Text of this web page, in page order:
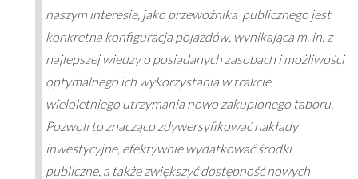
naszym interesie, jako przewoźnika publicznego jest
konkretna konfiguracja pojazdów, wynikająca m. in. z
najlepszej wiedzy o posiadanych zasobach i możliwości
optymalnego ich wykorzystania w trakcie
wieloletniego utrzymania nowo zakupionego taboru.
Pozwoli to znacząco zdywersyfikować nakłady
inwestycyjne, efektywnie wydatkować środki
publiczne, a także zwiększyć dostępność nowych